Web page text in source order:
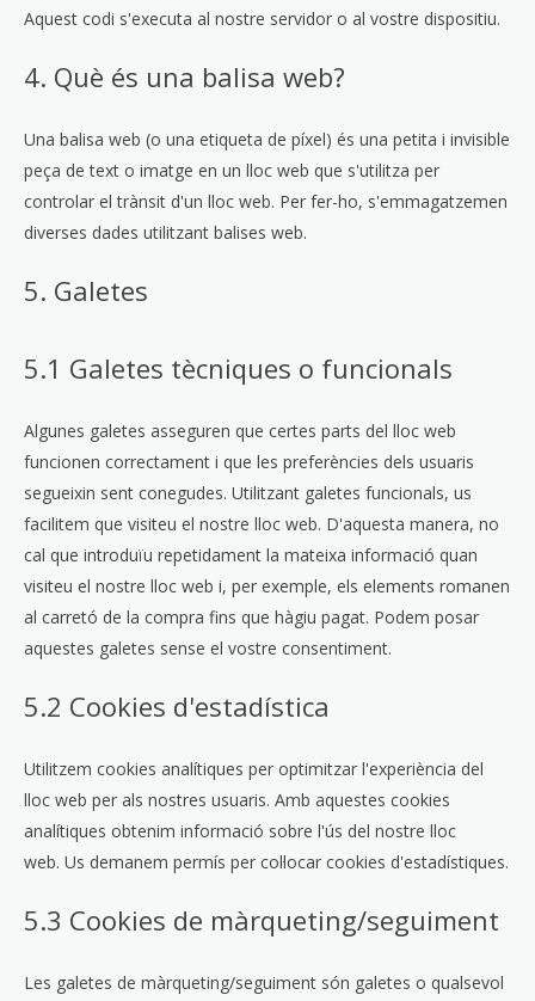
Aquest codi s'executa al nostre servidor o al vostre dispositiu.
4. Què és una balisa web?
Una balisa web (o una etiqueta de píxel) és una petita i invisible
peça de text o imatge en un lloc web que s'utilitza per
controlar el trànsit d'un lloc web. Per fer-ho, s'emmagatzemen
diverses dades utilitzant balises web.
5. Galetes
5.1 Galetes tècniques o funcionals
Algunes galetes asseguren que certes parts del lloc web
funcionen correctament i que les preferències dels usuaris
segueixin sent conegudes. Utilitzant galetes funcionals, us
facilitem que visiteu el nostre lloc web. D'aquesta manera, no
cal que introduïu repetidament la mateixa informació quan
visiteu el nostre lloc web i, per exemple, els elements romanen
al carretó de la compra fins que hàgiu pagat. Podem posar
aquestes galetes sense el vostre consentiment.
5.2 Cookies d'estadística
Utilitzem cookies analítiques per optimitzar l'experiència del
lloc web per als nostres usuaris. Amb aquestes cookies
analítiques obtenim informació sobre l'ús del nostre lloc
web. Us demanem permís per col·locar cookies d'estadístiques.
5.3 Cookies de màrqueting/seguiment
Les galetes de màrqueting/seguiment són galetes o qualsevol